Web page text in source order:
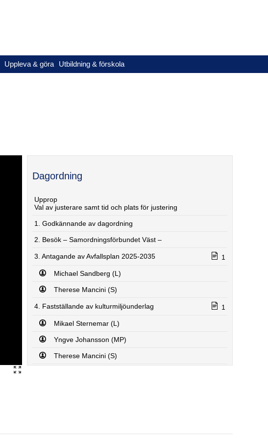
Uppleva & göra Utbildning & förskola
Dagordning
Upprop
Val av justerare samt tid och plats för justering
1. Godkännande av dagordning
2. Besök – Samordningsförbundet Väst –
3. Antagande av Avfallsplan 2025-2035 1
Michael Sandberg (L)
Therese Mancini (S)
4. Fastställande av kulturmiljöunderlag 1
Mikael Sternemar (L)
Yngve Johansson (MP)
Therese Mancini (S)
Therese Mancini (S)